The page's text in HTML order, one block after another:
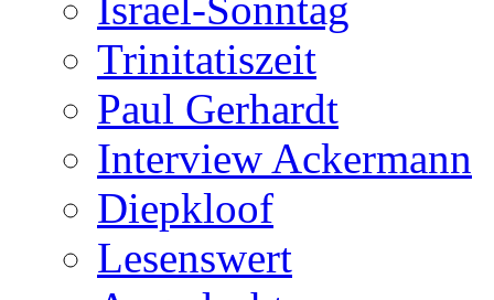
Trinitatiszeit
Paul Gerhardt
Interview Ackermann
Diepkloof
Lesenswert